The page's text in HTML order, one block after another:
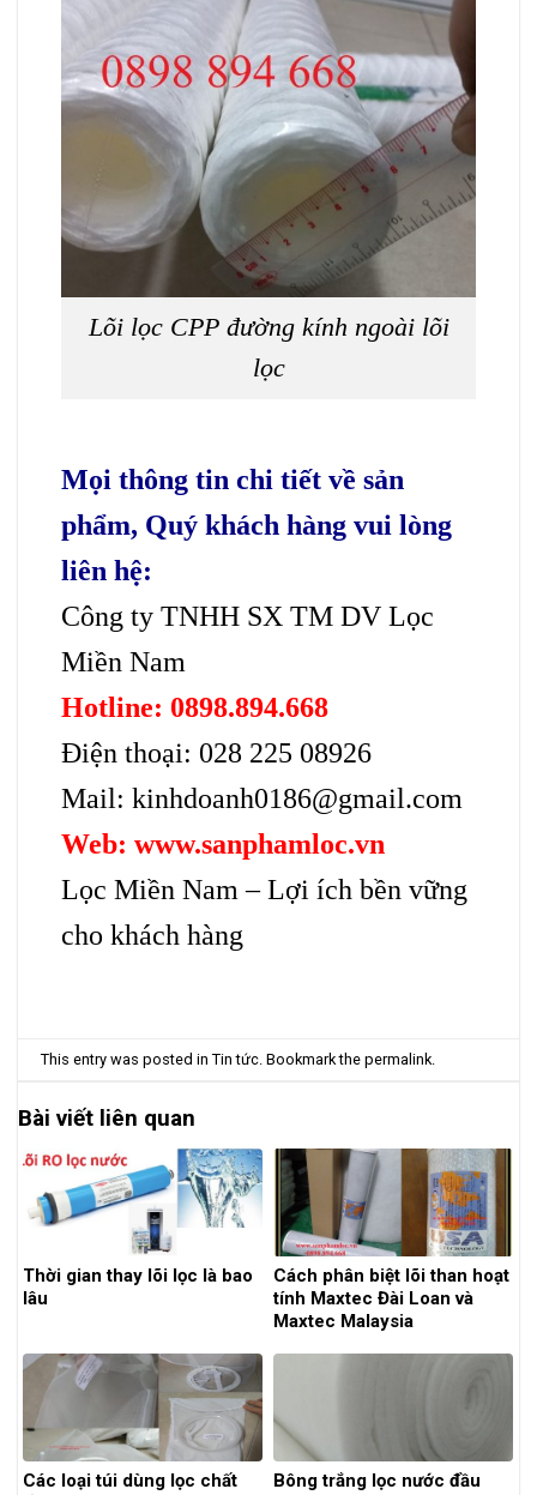
Lõi lọc CPP đường kính ngoài lõi
lọc
Mọi thông tin chi tiết về sản
phẩm, Quý khách hàng vui lòng
liên hệ:
Công ty TNHH SX TM DV Lọc
Miền Nam
Hotline: 0898.894.668
Điện thoại: 028 225 08926
Mail: kinhdoanh0186@gmail.com
Web: www.sanphamloc.vn
Lọc Miền Nam – Lợi ích bền vững
cho khách hàng
This entry was posted inTin tức . Bookmark thepermalink
Bài viết liên quan
Thời gian thay lõi lọc là bao
lâu
Cách phân biệt lõi than hoạt
tính Maxtec Đài Loan và
Maxtec Malaysia
Các loại túi dùng lọc chất
Bông trắng lọc nước đầu